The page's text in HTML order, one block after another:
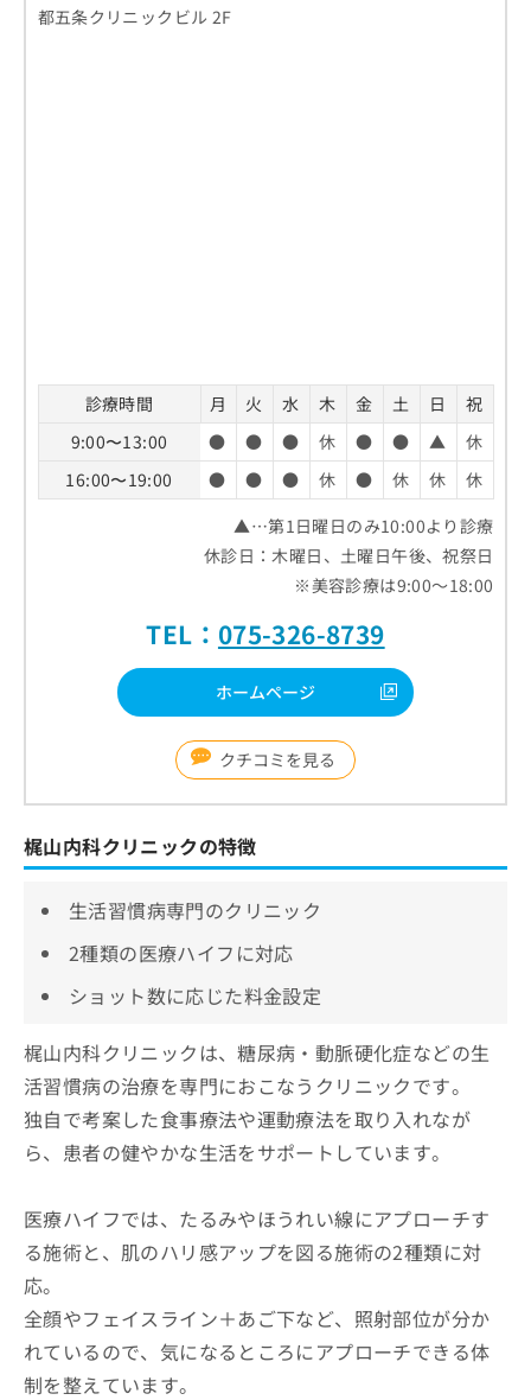
都五条クリニックビル 2F
診療時間 月 火 水 木 金 土 日
祝
9:00〜13:00
● ● ● 休 ● ● ▲
休
16:00〜19:00
● ● ● 休 ● 休 休
休
▲…第1日曜日のみ10:00より診療
休診日：木曜日、土曜日午後、祝祭日
※美容診療は9:00～18:00
TEL： 075-326-8739
ホームページ
クチコミを見る
梶山内科クリニックの特徴
生活習慣病専門のクリニック
2種類の医療ハイフに対応
ショット数に応じた料金設定
梶山内科クリニックは、糖尿病・動脈硬化症などの生
活習慣病の治療を専門におこなうクリニックです。
独自で考案した食事療法や運動療法を取り入れなが
ら、患者の健やかな生活をサポートしています。
医療ハイフでは、たるみやほうれい線にアプローチす
る施術と、肌のハリ感アップを図る施術の2種類に対
応。
全顔やフェイスライン＋あご下など、照射部位が分か
れているので、気になるところにアプローチできる体
制を整えています。